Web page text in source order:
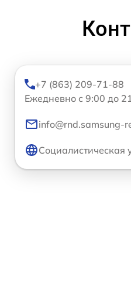
+7 (863) 209-71-88
Ежедневно с 9:00 до
info@rnd.samsung-
Социалистическая